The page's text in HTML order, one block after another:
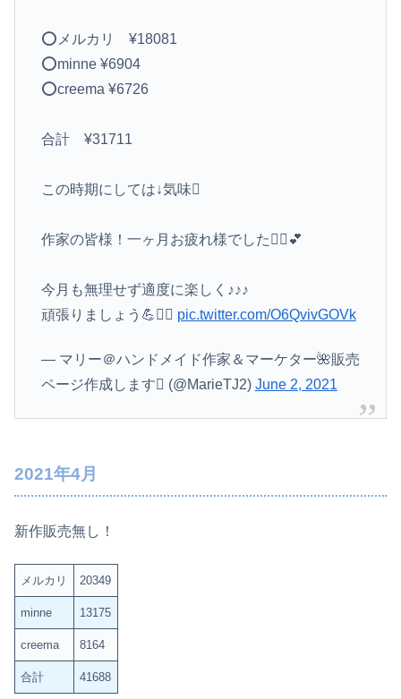
⭕️メルカリ ¥18081
⭕️minne ¥6904
⭕️creema ¥6726
合計 ¥31711
この時期にしては↓気味
作家の皆様！一ヶ月お疲れ様でした🙇‍♀️💕
今月も無理せず適度に楽しく♪♪♪
頑張りましょう💪 pic.twitter.com/O6QvivGOVk
— マリー＠ハンドメイド作家＆マーケター🌺販売
ページ作成します (@MarieTJ2) June 2, 2021
2021年4月
新作販売無し！
メルカリ 20349
minne 13175
creema 8164
合計 41688